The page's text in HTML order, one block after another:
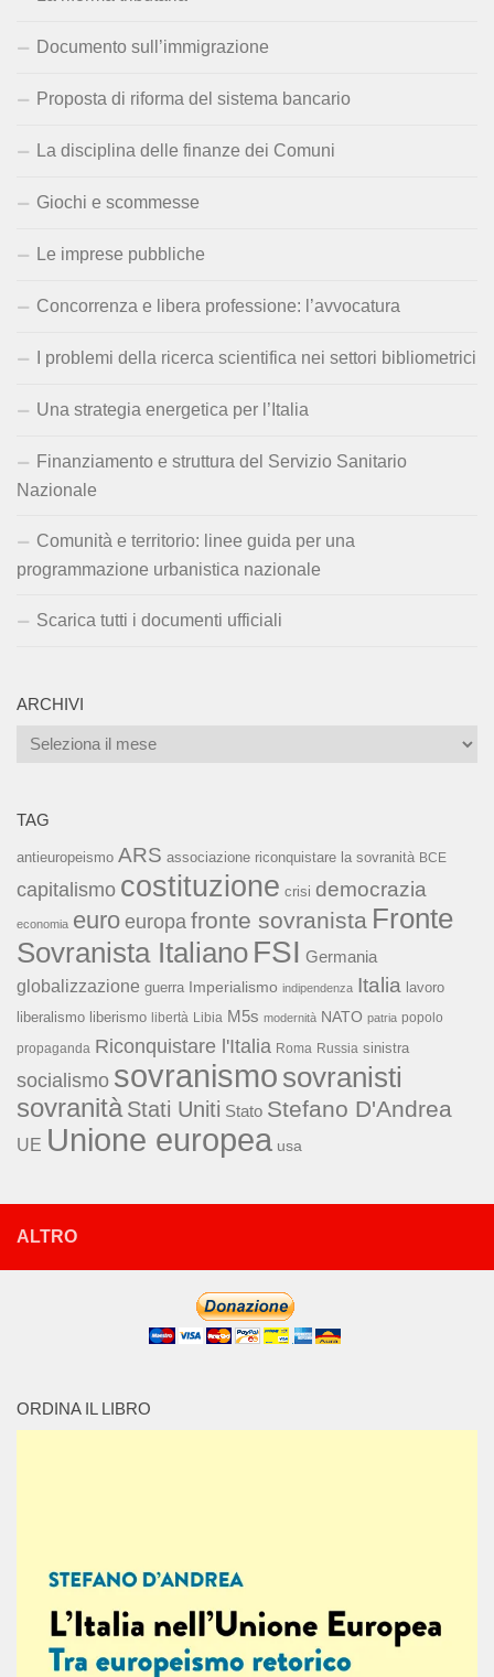
Documento sull’immigrazione
Proposta di riforma del sistema bancario
La disciplina delle finanze dei Comuni
Giochi e scommesse
Le imprese pubbliche
Concorrenza e libera professione: l’avvocatura
I problemi della ricerca scientifica nei settori bibliometrici
Una strategia energetica per l’Italia
Finanziamento e struttura del Servizio Sanitario
Nazionale
Comunità e territorio: linee guida per una
programmazione urbanistica nazionale
Scarica tutti i documenti ufficiali
ARCHIVI
Archivi
TAG
antieuropeismo ARS associazione riconquistare la sovranità BCE
capitalismo costituzione crisi democrazia
economia euro europa fronte sovranista Fronte
Sovranista Italiano FSI Germania
globalizzazione guerra Imperialismo indipendenza Italia lavoro
liberalismo liberismo libertà Libia M5s modernità NATO patria popolo
propaganda Riconquistare l'Italia Roma Russia sinistra
socialismo sovranismo sovranisti
sovranità Stati Uniti Stato Stefano D'Andrea
UE Unione europea usa
ALTRO
ORDINA IL LIBRO